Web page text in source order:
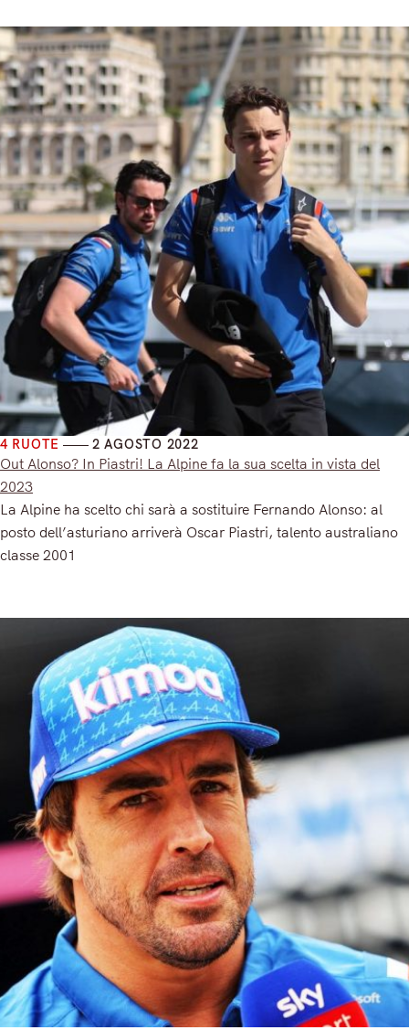
4 RUOTE 2 AGOSTO 2022
Out Alonso? In Piastri! La Alpine fa la sua scelta in vista del
2023
La Alpine ha scelto chi sarà a sostituire Fernando Alonso: al
posto dell’asturiano arriverà Oscar Piastri, talento australiano
classe 2001